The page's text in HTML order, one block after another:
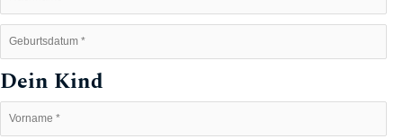
Dein Kind